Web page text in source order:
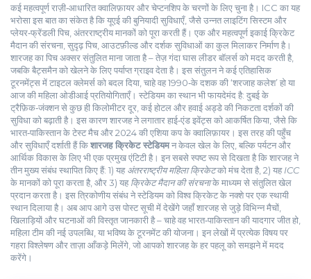
कई महत्वपूर्ण राज़ी‑आधारित क्वालिफ़ायर और चेप्टनशिप के चरणों के लिए चुना है। ICC का यह
भरोसा इस बात का संकेत है कि यूएई की बुनियादी सुविधाएँ, जैसे उन्नत लाइटिंग सिस्टम और
प्लेयर‑फ्रेंडली पिच, अंतरराष्ट्रीय मानकों को पूरा करती हैं। एक और महत्वपूर्ण इकाईक्रिकेट
मैदान की संरचना सुदृढ़ पिच, आउटफ़ील्ड और दर्शक सुविधाओं का कुल मिलाकर निर्माणहै।
शारजह का पिच अक्सर संतुलित माना जाता है – तेज़ गंदा घास लीडर बॉलर्स को मदद करती है,
जबकि बैट्समैन को खेलने के लिए पर्याप्त ग्राइव देता है। इस संतुलन ने कई एतिहासिक
टूरनमेंट्स में टाइटल क्लेमर्स को बदल दिया, चाहे वह 1990‑के दशक की ‘शरजाह कलेश’ हो या
आज की महिला ओडीआई प्रतियोगिताएँ। स्टेडियम का स्थान भी फायदेमंद है: दुबई के
ट्रैफ़िक‑जंक्शन से कुछ ही किलोमीटर दूर, कई होटल और हवाई अड्डे की निकटता दर्शकों की
सुविधा को बढ़ाती है। इस कारण शारजह ने लगातार हाई‑एंड इवेंट्स को आकर्षित किया, जैसे कि
भारत‑पाकिस्तान के टेस्ट मैच और 2024 की एशिया कप के क्वालिफ़ायर। इस तरह की पहुँच
और सुविधाएँ दर्शाती हैं किशारजह क्रिकेट स्टेडियमन केवल खेल के लिए, बल्कि पर्यटन और
आर्थिक विकास के लिए भी एक प्रमुख एंटिटी है। इन सबसे स्पष्ट रूप से दिखता है कि शारजह ने
तीन मुख्य संबंध स्थापित किए हैं: 1) यहअंतरराष्ट्रीय महिला क्रिकेटको मंच देता है, 2) यहICC
के मानकों को पूरा करता है, और 3) यहक्रिकेट मैदान की संरचनाके माध्यम से संतुलित खेल
प्रदान करता है। इस त्रिकोणीय संबंध ने स्टेडियम को विश्व क्रिकेट के नक्शे पर एक स्थायी
स्थान दिलाया है। अब आप आगे उस पोस्ट सूची में देखेंगे जहाँ शारजह से जुड़े विभिन्न मैचों,
खिलाड़ियों और घटनाओं की विस्तृत जानकारी है – चाहे वह भारत‑पाकिस्तान की यादगार जीत हो,
महिला टीम की नई उपलब्धि, या भविष्य के टूरनमेंट की योजना। इन लेखों में प्रत्येक विषय पर
गहरा विश्लेषण और ताज़ा आँकड़े मिलेंगे, जो आपको शारजह के हर पहलू को समझने में मदद
करेंगे।